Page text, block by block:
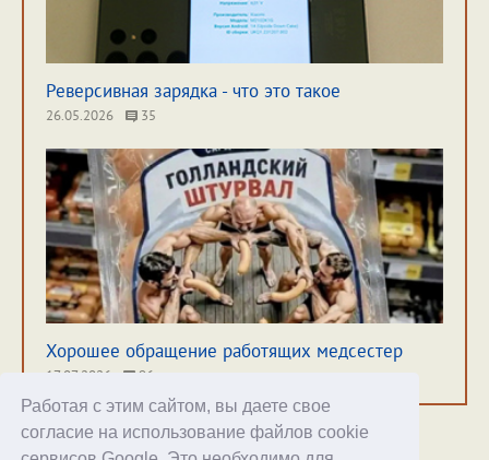
Работая с этим сайтом, вы даете свое
согласие на использование файлов cookie
Реверсивная зарядка - что это такое
26.05.2026 35
Хорошее обращение работящих медсестер
17.07.2026 96